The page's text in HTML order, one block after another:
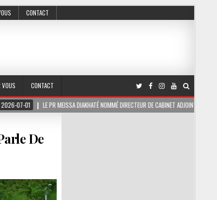
CONTACT
CONTACT
LE PR MEISSA DIAKHATÉ NOMMÉ DIRECTEUR DE CABINET ADJOINT DU PRÉSIDENT DE LA
De